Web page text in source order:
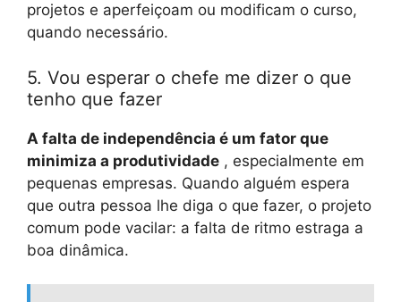
projetos e aperfeiçoam ou modificam o curso,
quando necessário.
5. Vou esperar o chefe me dizer o que
tenho que fazer
A falta de independência é um fator que
minimiza a produtividade , especialmente em
pequenas empresas. Quando alguém espera
que outra pessoa lhe diga o que fazer, o projeto
comum pode vacilar: a falta de ritmo estraga a
boa dinâmica.